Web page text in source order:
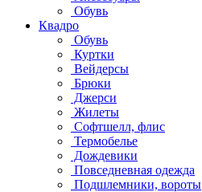
Обувь
Квадро
Обувь
Куртки
Вейдерсы
Брюки
Джерси
Жилеты
Софтшелл, флис
Термобелье
Дождевики
Повседневная одежда
Подшлемники, вороты